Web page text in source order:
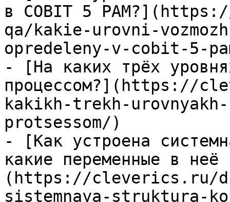
в COBIT 5
qa/kakie-urovni-
opredeleny-v-cobit-5-
- [На каких трёх
процессом?](https://
kakikh-trekh-
protsessom/)
- [Как устроена
какие переменные в неё
(https://cleverics.ru/
sistemnaya-struktura-